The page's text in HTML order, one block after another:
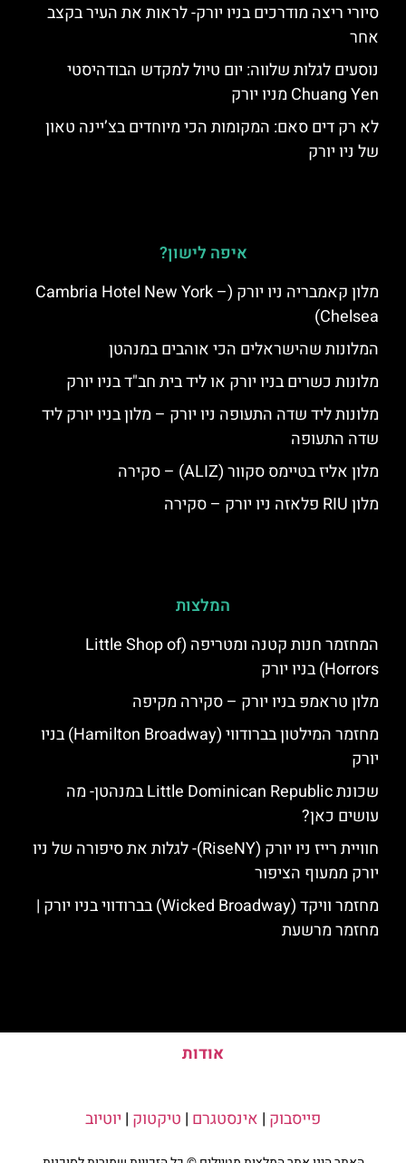
סיורי ריצה מודרכים בניו יורק- לראות את העיר בקצב
אחר
נוסעים לגלות שלווה: יום טיול למקדש הבודהיסטי
Chuang Yen מניו יורק
לא רק דים סאם: המקומות הכי מיוחדים בצ’יינה טאון
של ניו יורק
איפה לישון?
מלון קאמבריה ניו יורק (Cambria Hotel New York –
Chelsea)
המלונות שהישראלים הכי אוהבים במנהטן
מלונות כשרים בניו יורק או ליד בית חב"ד בניו יורק
מלונות ליד שדה התעופה ניו יורק – מלון בניו יורק ליד
שדה התעופה
מלון אליז בטיימס סקוור (ALIZ) – סקירה
מלון RIU פלאזה ניו יורק – סקירה
המלצות
המחזמר חנות קטנה ומטריפה (Little Shop of
Horrors) בניו יורק
מלון טראמפ בניו יורק – סקירה מקיפה
מחזמר המילטון בברודווי (Hamilton Broadway) בניו
יורק
שכונת Little Dominican Republic במנהטן- מה
עושים כאן?
חוויית רייז ניו יורק (RiseNY)- לגלות את סיפורה של ניו
יורק ממעוף הציפור
מחזמר וויקד (Wicked Broadway) בברודווי בניו יורק |
מחזמר מרשעת
אודות
פייסבוק | אינסטגרם | טיקטוק | יוטיוב